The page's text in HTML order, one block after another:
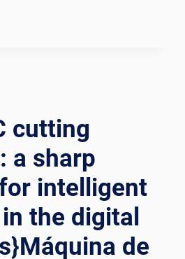
cutting
a sharp
intelligent
the digital
de